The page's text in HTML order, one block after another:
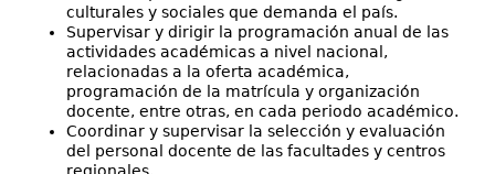
culturales y sociales que demanda el país.
Supervisar y dirigir la programación anual de las
actividades académicas a nivel nacional,
relacionadas a la oferta académica,
programación de la matrícula y organización
docente, entre otras, en cada periodo académico.
Coordinar y supervisar la selección y evaluación
del personal docente de las facultades y centros
regionales.